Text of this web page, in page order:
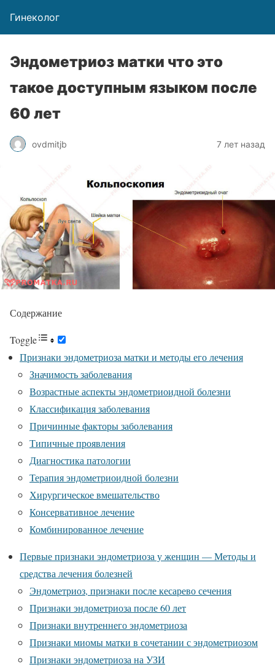
Гинеколог
Эндометриоз матки что это
такое доступным языком после
60 лет
ovdmitjb 7 лет назад
Содержание
Toggle
Признаки эндометриоза матки и методы его лечения
Значимость заболевания
Возрастные аспекты эндометриоидной болезни
Классификация заболевания
Причинные факторы заболевания
Типичные проявления
Диагностика патологии
Терапия эндометриоидной болезни
Хирургическое вмешательство
Консервативное лечение
Комбинированное лечение
Первые признаки эндометриоза у женщин — Методы и
средства лечения болезней
Эндометриоз, признаки после кесарево сечения
Признаки эндометриоза после 60 лет
Признаки внутреннего эндометриоза
Признаки миомы матки в сочетании с эндометриозом
Признаки эндометриоза на УЗИ